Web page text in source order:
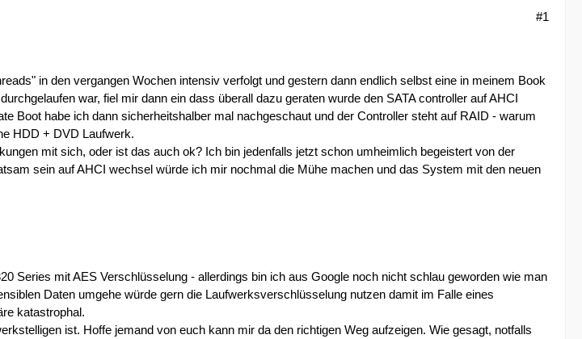
#1
in den vergangen Wochen intensiv verfolgt und gestern dann endlich selbst eine in meinem Book
war, fiel mir dann ein dass überall dazu geraten wurde den SATA controller auf AHCI
Boot habe ich dann sicherheitshalber mal nachgeschaut und der Controller steht auf RAID - warum
HDD + DVD Laufwerk.
mit sich, oder ist das auch ok? Ich bin jedenfalls jetzt schon umheimlich begeistert von der
sein auf AHCI wechsel würde ich mir nochmal die Mühe machen und das System mit den neuen
Series mit AES Verschlüsselung - allerdings bin ich aus Google noch nicht schlau geworden wie man
Daten umgehe würde gern die Laufwerksverschlüsselung nutzen damit im Falle eines
katastrophal.
ist. Hoffe jemand von euch kann mir da den richtigen Weg aufzeigen. Wie gesagt, notfalls